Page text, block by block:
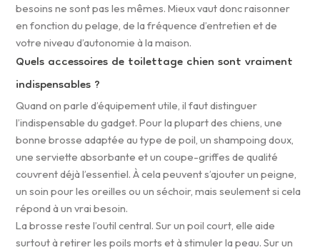
besoins ne sont pas les mêmes. Mieux vaut donc raisonner
en fonction du pelage, de la fréquence d’entretien et de
votre niveau d’autonomie à la maison.
Quels accessoires de toilettage chien sont vraiment
indispensables ?
Quand on parle d’équipement utile, il faut distinguer
l’indispensable du gadget. Pour la plupart des chiens, une
bonne brosse adaptée au type de poil, un shampoing doux,
une serviette absorbante et un coupe-griffes de qualité
couvrent déjà l’essentiel. À cela peuvent s’ajouter un peigne,
un soin pour les oreilles ou un séchoir, mais seulement si cela
répond à un vrai besoin.
La brosse reste l’outil central. Sur un poil court, elle aide
surtout à retirer les poils morts et à stimuler la peau. Sur un